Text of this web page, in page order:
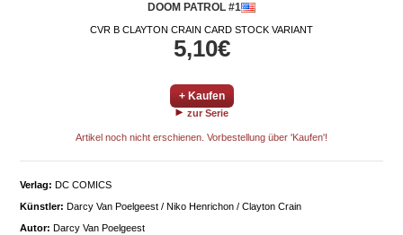
DOOM PATROL #1
CVR B CLAYTON CRAIN CARD STOCK VARIANT
5,10€
+ Kaufen
zur Serie
Artikel noch nicht erschienen. Vorbestellung über 'Kaufen'!
Verlag: DC COMICS
Künstler: Darcy Van Poelgeest / Niko Henrichon / Clayton Crain
Autor: Darcy Van Poelgeest